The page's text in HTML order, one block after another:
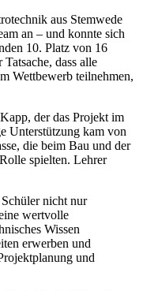
aus Stemwede
an – und konnte sich
10. Platz von 16
Tatsache, dass alle
Wettbewerb teilnehmen,
der das Projekt im
Unterstützung kam von
die beim Bau und der
spielten. Lehrer
nicht nur
wertvolle
Wissen
erwerben und
und